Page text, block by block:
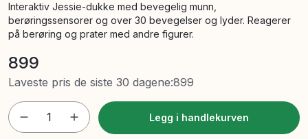
Interaktiv Jessie-dukke med bevegelig munn,
berøringssensorer og over 30 bevegelser og lyder. Reagerer
på berøring og prater med andre figurer.
899
Laveste pris de siste 30 dagene:899
1 Legg i handlekurven